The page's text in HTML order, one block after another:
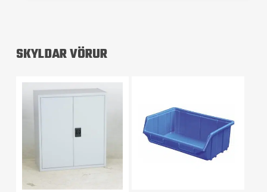
SKYLDAR VÖRUR